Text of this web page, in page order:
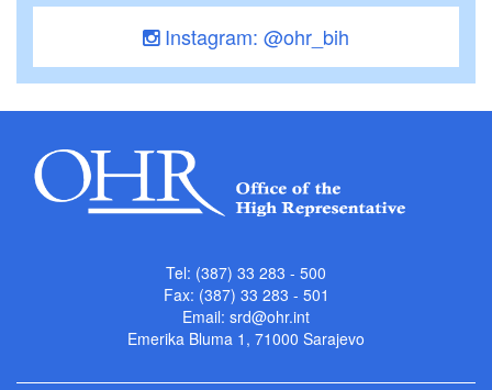
Instagram: @ohr_bih
Tel: (387) 33 283 - 500
Fax: (387) 33 283 - 501
Email: srd@ohr.int
Emerika Bluma 1, 71000 Sarajevo